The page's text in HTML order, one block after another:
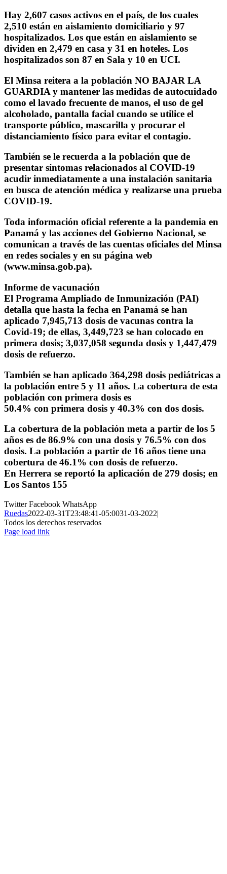
Hay 2,607 casos activos en el país, de los cuales
2,510 están en aislamiento domiciliario y 97
hospitalizados. Los que están en aislamiento se
dividen en 2,479 en casa y 31 en hoteles. Los
hospitalizados son 87 en Sala y 10 en UCI.
El Minsa reitera a la población NO BAJAR LA
GUARDIA y mantener las medidas de autocuidado
como el lavado frecuente de manos, el uso de gel
alcoholado, pantalla facial cuando se utilice el
transporte público, mascarilla y procurar el
distanciamiento físico para evitar el contagio.
También se le recuerda a la población que de
presentar síntomas relacionados al COVID-19
acudir inmediatamente a una instalación sanitaria
en busca de atención médica y realizarse una prueba
COVID-19.
Toda información oficial referente a la pandemia en
Panamá y las acciones del Gobierno Nacional, se
comunican a través de las cuentas oficiales del Minsa
en redes sociales y en su página web
(www.minsa.gob.pa).
Informe de vacunación
El Programa Ampliado de Inmunización (PAI)
detalla que hasta la fecha en Panamá se han
aplicado 7,945,713 dosis de vacunas contra la
Covid-19; de ellas, 3,449,723 se han colocado en
primera dosis; 3,037,058 segunda dosis y 1,447,479
dosis de refuerzo.
También se han aplicado 364,298 dosis pediátricas a
la población entre 5 y 11 años. La cobertura de esta
población con primera dosis es
50.4% con primera dosis y 40.3% con dos dosis.
La cobertura de la población meta a partir de los 5
años es de 86.9% con una dosis y 76.5% con dos
dosis. La población a partir de 16 años tiene una
cobertura de 46.1% con dosis de refuerzo.
En Herrera se reportó la aplicación de 279 dosis; en
Los Santos 155
TwitterFacebook WhatsApp
Ruedas2022-03-31T23:48:41-05:0031-03-2022|
Todos los derechos reservados
Page load link